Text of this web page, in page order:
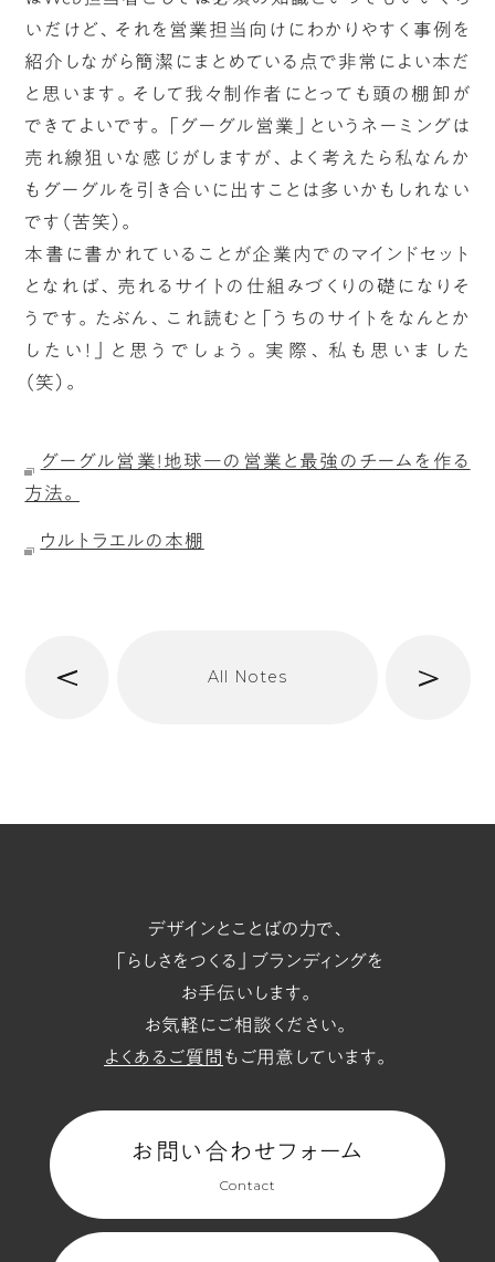
いだけど、それを営業担当向けにわかりやすく事例を
紹介しながら簡潔にまとめている点で非常によい本だ
と思います。そして我々制作者にとっても頭の棚卸が
できてよいです。「グーグル営業」というネーミングは
売れ線狙いな感じがしますが、よく考えたら私なんか
もグーグルを引き合いに出すことは多いかもしれない
です（苦笑）。
本書に書かれていることが企業内でのマインドセット
となれば、売れるサイトの仕組みづくりの礎になりそ
うです。たぶん、これ読むと「うちのサイトをなんとか
したい！」と思うでしょう。実際、私も思いました
（笑）。
グーグル営業!地球一の営業と最強のチームを作る
方法。
ウルトラエルの本棚
前 All Notes 次
デザインとことばの力で、
「らしさをつくる」ブランディングを
お手伝いします。
お気軽にご相談ください。
よくあるご質問 もご用意しています。
お問い合わせフォーム
Contact